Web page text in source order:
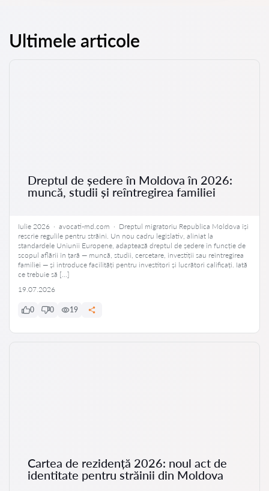
Ultimele articole
Dreptul de ședere în Moldova în 2026:
muncă, studii și reîntregirea familiei
Iulie 2026 · avocati-md.com · Dreptul migratoriu Republica Moldova își
rescrie regulile pentru străini. Un nou cadru legislativ, aliniat la
standardele Uniunii Europene, adaptează dreptul de ședere în funcție de
scopul aflării în țară — muncă, studii, cercetare, investiții sau reîntregirea
familiei — și introduce facilități pentru investitori și lucrători calificați. Iată
ce trebuie să […]
19.07.2026
0 0 19
Cartea de rezidență 2026: noul act de
identitate pentru străinii din Moldova